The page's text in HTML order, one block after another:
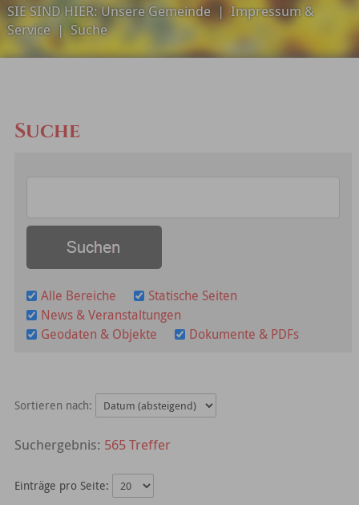
SIE SIND HIER:Unsere Gemeinde| Impressum &
Service| Suche
Suche
Alle Bereiche
Statische Seiten
News & Veranstaltungen
Geodaten & Objekte
Dokumente & PDFs
Sortieren nach:
565 Treffer
Einträge pro Seite: